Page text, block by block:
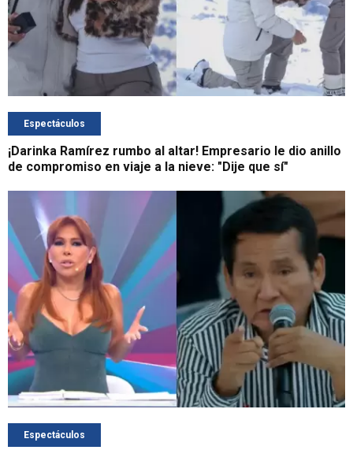
Espectáculos
¡Darinka Ramírez rumbo al altar! Empresario le dio anillo
de compromiso en viaje a la nieve: "Dije que sí"
Espectáculos